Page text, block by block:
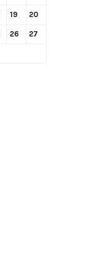
19 20
26 27